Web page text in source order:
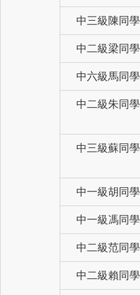
中三級陳同學
中二級梁同學
中六級馬同學
中二級朱同學
中三級蘇同學
中一級胡同學
中一級馮同學
中二級范同學
中二級賴同學